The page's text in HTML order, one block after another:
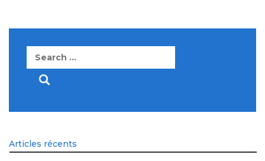
Search
Articles récents